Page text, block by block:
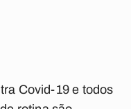
Covid-19 e todos